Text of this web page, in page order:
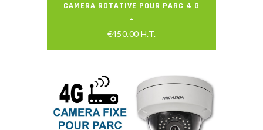
CAMERA ROTATIVE POUR PARC 4 G
€450.00 H.T.